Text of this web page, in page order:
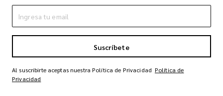
Suscríbete
Al suscribirte aceptas nuestra Política de Privacidad Política de
Privacidad